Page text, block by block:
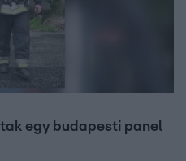
egy budapesti panel